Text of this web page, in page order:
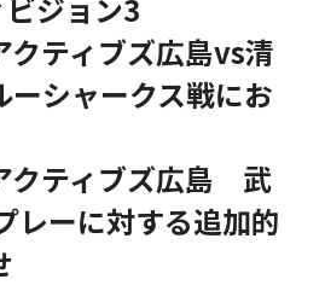
ジョン3
クティブズ広島vs清
シャークス戦にお
クティブズ広島 武
レーに対する追加的